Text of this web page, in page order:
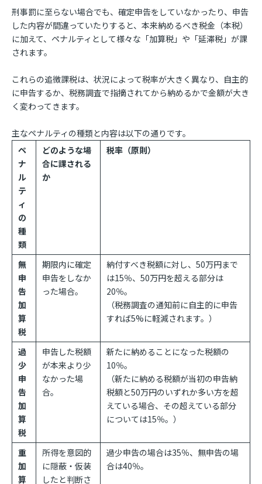
刑事罰に至らない場合でも、確定申告をしていなかったり、申告
した内容が間違っていたりすると、本来納めるべき税金（本税）
に加えて、ペナルティとして様々な「加算税」や「延滞税」が課
されます。
これらの追徴課税は、状況によって税率が大きく異なり、自主的
に申告するか、税務調査で指摘されてから納めるかで金額が大き
く変わってきます。
主なペナルティの種類と内容は以下の通りです。
ペ
ナ
ル
テ
ィ
の
種
類
どのような場
合に課される
か
税率（原則）
無
申
告
加
算
税
期限内に確定
申告をしなか
った場合。
納付すべき税額に対し、50万円まで
は15％、50万円を超える部分は
20％。
（税務調査の通知前に自主的に申告
すれば5%に軽減されます。）
過
少
申
告
加
算
税
申告した税額
が本来より少
なかった場
合。
新たに納めることになった税額の
10％。
（新たに納める税額が当初の申告納
税額と50万円のいずれか多い方を超
えている場合、その超えている部分
については15％。）
重
加
算
所得を意図的
に隠蔽・仮装
したと判断さ
過少申告の場合は35％、無申告の場
合は40％。